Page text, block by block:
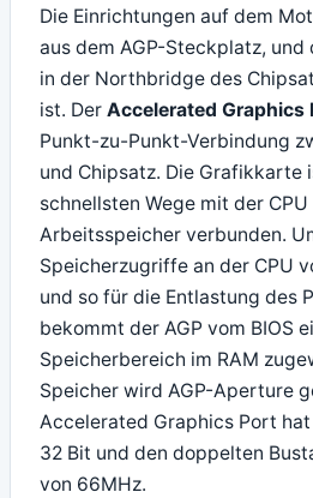
Die Einrichtungen auf dem
aus dem AGP-Steckplatz, und
in der Northbridge des
ist. Der Accelerated Graphics
Punkt-zu-Punkt-Verbindung
und Chipsatz. Die Grafikkarte
schnellsten Wege mit der
Arbeitsspeicher verbunden.
Speicherzugriffe an der CPU
und so für die Entlastung des
bekommt der AGP vom BIOS
Speicherbereich im RAM
Speicher wird AGP-Aperture
Accelerated Graphics Port
32 Bit und den doppelten
von 66MHz.